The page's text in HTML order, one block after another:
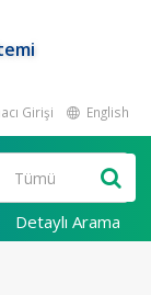
Girişi English
Detaylı Arama